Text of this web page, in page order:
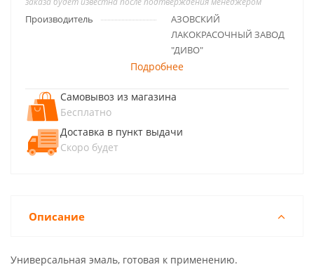
Производитель
АЗОВСКИЙ
ЛАКОКРАСОЧНЫЙ ЗАВОД
"ДИВО"
Подробнее
Самовывоз из магазина
Бесплатно
Доставка в пункт выдачи
Скоро будет
Описание
Универсальная эмаль, готовая к применению.